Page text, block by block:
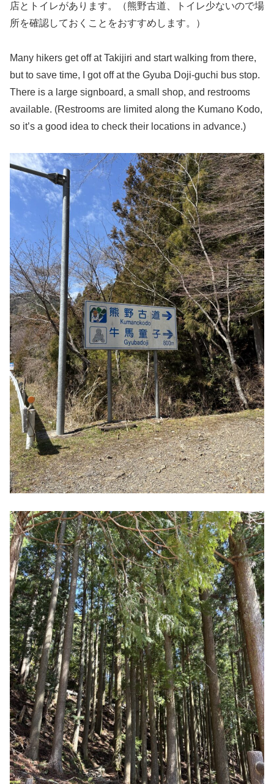
店とトイレがあります。（熊野古道、トイレ少ないので場
所を確認しておくことをおすすめします。）
Many hikers get off at Takijiri and start walking from there,
but to save time, I got off at the Gyuba Doji-guchi bus stop.
There is a large signboard, a small shop, and restrooms
available. (Restrooms are limited along the Kumano Kodo,
so it’s a good idea to check their locations in advance.)